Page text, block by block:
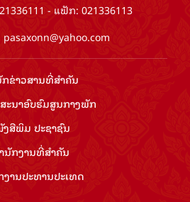
- ແຟັກ: 021336113
pasaxonn@yahoo.com
ກ​ຂ່າວ​ສານ​ທີ່​ສຳ​ຄັນ​
ສະນາອົບຮົມ​ສູນ​ກາງ​ພັກ
ສືພິມ ປະ​ຊາ​ຊົນ
ນັກ​ງານ​ທີ່​ສຳ​ຄັນ
ງານ​ປະ​ທານ​ປະ​ເທດ